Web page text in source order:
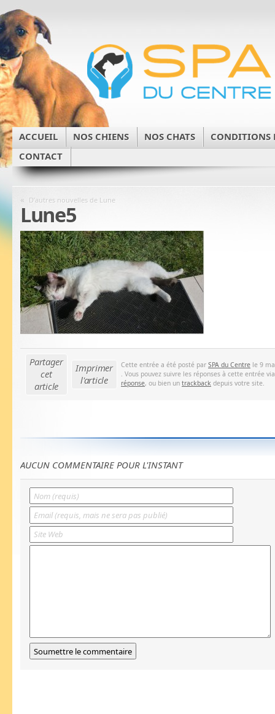
ACCUEIL NOS CHIENS NOS CHATS
CONDITIONS
CONTACT
« D’autres nouvelles de Lune
Lune5
Partager
cet
article
Imprimer
l'article
Cette entrée a été posté par SPA du Centre le 9
. Vous pouvez suivre les réponses à cette entrée
réponse, ou bien un trackback depuis votre site.
AUCUN COMMENTAIRE POUR L'INSTANT